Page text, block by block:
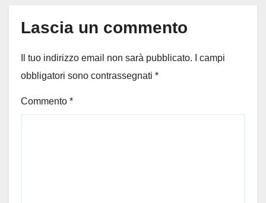
Lascia un commento
Il tuo indirizzo email non sarà pubblicato.
I campi
obbligatori sono contrassegnati *
Commento *